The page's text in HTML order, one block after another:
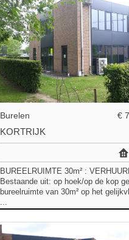
Burelen €
KORTRIJK
BUREELRUIMTE 30m² :
Bestaande uit: op hoek/op de kop
bureelruimte van 30m² op het
...